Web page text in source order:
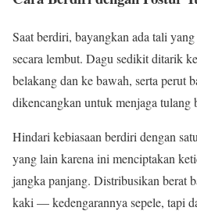
Saat berdiri, bayangkan ada tali
secara lembut. Dagu sedikit ditarik
belakang dan ke bawah, serta perut
dikencangkan untuk menjaga tulang
Hindari kebiasaan berdiri dengan
yang lain karena ini menciptakan
jangka panjang. Distribusikan berat
kaki — kedengarannya sepele, tapi